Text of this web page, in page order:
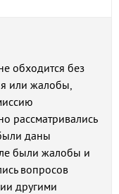
обходится без
или жалобы,
рассматривались
даны
были жалобы и
вопросов
другими